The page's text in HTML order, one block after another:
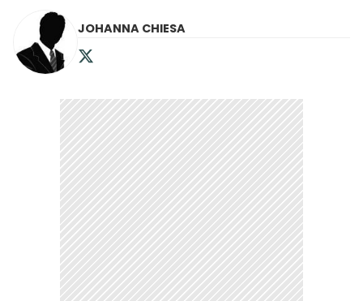
JOHANNA CHIESA